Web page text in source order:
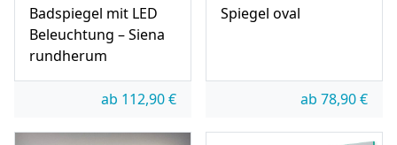
Badspiegel mit LED
Beleuchtung – Siena
rundherum
ab 112,90€
Spiegel oval
ab 78,90€